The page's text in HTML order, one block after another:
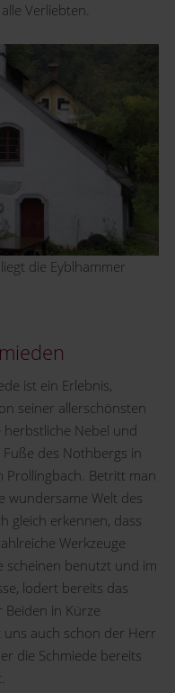
Verliebten.
die Eyblhammer
ist ein Erlebnis,
seiner allerschönsten
herbstliche Nebel und
des Nothbergs in
Prollingbach. Betritt man
wundersame Welt des
gleich erkennen, dass
Werkzeuge
scheinen benutzt und im
lodert bereits das
Beiden in Kürze
auch schon der Herr
die Schmiede bereits